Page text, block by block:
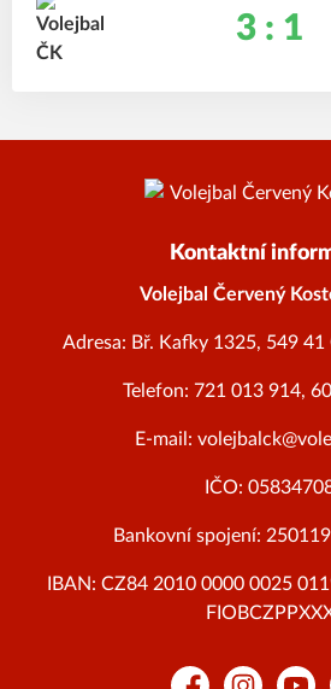
3 : 1
Kontaktní
Volejbal Červený
Adresa: Bř. Kafky 1325, 549 41
Telefon: 721 013 914,
E-mail:
IČO:
Bankovní spojení:
IBAN: CZ84 2010 0000 0025